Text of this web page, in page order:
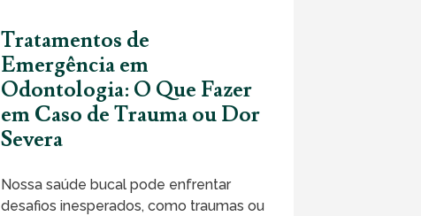
Tratamentos de
Emergência em
Odontologia: O Que Fazer
em Caso de Trauma ou Dor
Severa
Nossa saúde bucal pode enfrentar
desafios inesperados, como traumas ou